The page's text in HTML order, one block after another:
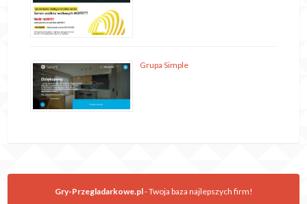
Grupa Simple
Gry-Przegladarkowe.pl- Twoja baza najlepszych firm!